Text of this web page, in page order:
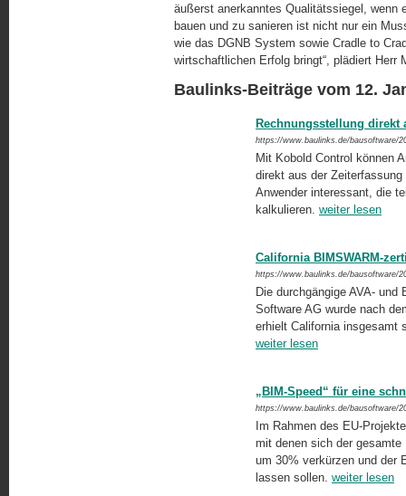
äußerst anerkanntes Qualitätssiegel, wenn
bauen und zu sanieren ist nicht nur ein
wie das DGNB System sowie Cradle to
wirtschaftlichen Erfolg bringt“, plädiert Herr
Baulinks-Beiträge vom 12.
Rechnungsstellung direkt
https://www.baulinks.de/bausoftware/
Mit Kobold Control können
direkt aus der
Anwender interessant, die
kalkulieren. weiter lesen
California BIMSWARM-
https://www.baulinks.de/bausoftware/
Die durchgängige AVA-
Software AG wurde nach
erhielt California insgesamt
weiter lesen
„BIM-Speed“ für eine
https://www.baulinks.de/bausoftware/
Im Rahmen des EU-
mit denen sich der
um 30% verkürzen und der
lassen sollen. weiter lesen